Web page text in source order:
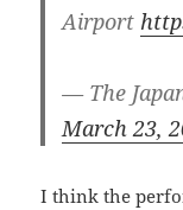
Airport
— The
March 23,
I think the